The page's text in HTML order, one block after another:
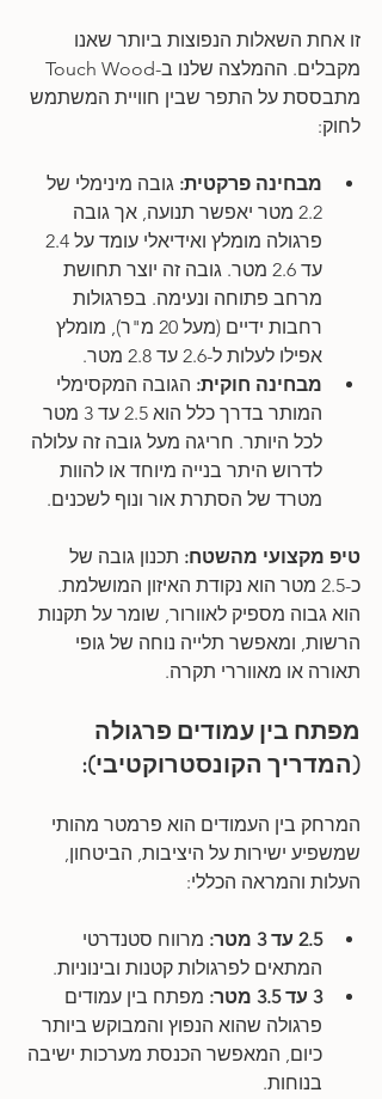
זו אחת השאלות הנפוצות ביותר שאנו
מתבססת על התפר שבין חוויית המשתמש
לחוק:
מבחינה פרקטית: גובה מינימלי של
2.2 מטר יאפשר תנועה, אך גובה
עד 2.6 מטר. גובה זה יוצר תחושת
מרחב פתוחה ונעימה. בפרגולות
רחבות ידיים (מעל 20 מ"ר), מומלץ
אפילו לעלות ל-2.6 עד 2.8 מטר.
מבחינה חוקית: הגובה המקסימלי
המותר בדרך כלל הוא 2.5 עד 3 מטר
לכל היותר. חריגה מעל גובה זה עלולה
לדרוש היתר בנייה מיוחד או להוות
מטרד של הסתרת אור ונוף לשכנים.
טיפ מקצועי מהשטח: תכנון גובה של
כ-2.5 מטר הוא נקודת האיזון המושלמת.
הוא גבוה מספיק לאוורור, שומר על תקנות
הרשות, ומאפשר תלייה נוחה של גופי
תאורה או מאווררי תקרה.
מפתח בין עמודים פרגולה
(המדריך הקונסטרוקטיבי):
המרחק בין העמודים הוא פרמטר מהותי
שמשפיע ישירות על היציבות, הביטחון,
העלות והמראה הכללי:
2.5 עד 3 מטר:
מרווח סטנדרטי
המתאים לפרגולות קטנות ובינוניות.
3 עד 3.5 מטר:
מפתח בין עמודים
פרגולה שהוא הנפוץ והמבוקש ביותר
כיום, המאפשר הכנסת מערכות ישיבה
בנוחות.